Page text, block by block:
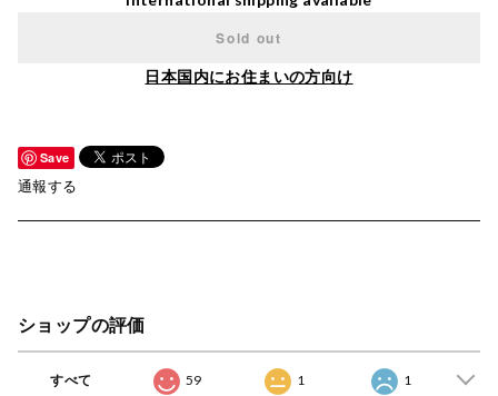
Sold out
日本国内にお住まいの方向け
Save
通報する
ショップの評価
すべて 59 1 1